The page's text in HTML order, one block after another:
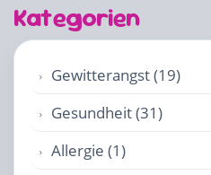
Kategorien
Gewitterangst (19)
Gesundheit (31)
Allergie (1)